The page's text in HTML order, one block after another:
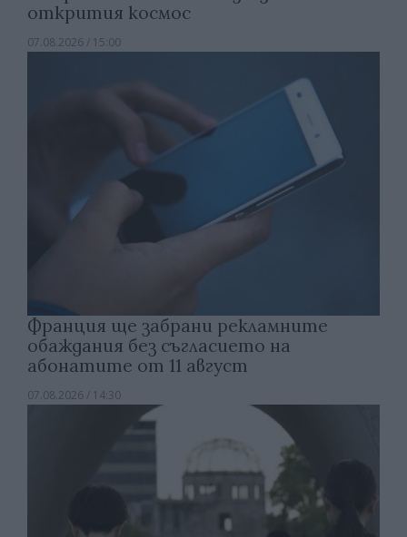
открития космос
07.08.2026 / 15:00
Франция ще забрани рекламните
обаждания без съгласието на
абонатите от 11 август
07.08.2026 / 14:30